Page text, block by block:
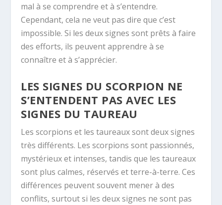
mal à se comprendre et à s’entendre.
Cependant, cela ne veut pas dire que c’est
impossible. Si les deux signes sont prêts à faire
des efforts, ils peuvent apprendre à se
connaître et à s’apprécier.
LES SIGNES DU SCORPION NE
S’ENTENDENT PAS AVEC LES
SIGNES DU TAUREAU
Les scorpions et les taureaux sont deux signes
très différents. Les scorpions sont passionnés,
mystérieux et intenses, tandis que les taureaux
sont plus calmes, réservés et terre-à-terre. Ces
différences peuvent souvent mener à des
conflits, surtout si les deux signes ne sont pas